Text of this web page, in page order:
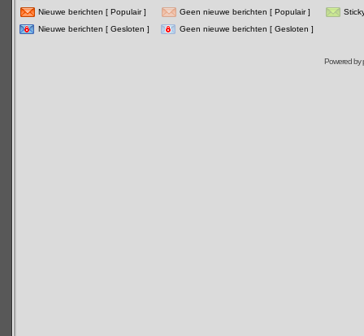
Nieuwe berichten [ Populair ]
Geen nieuwe berichten [ Populair ]
Nieuwe berichten [ Gesloten ]
Geen nieuwe berichten [ Gesloten ]
Powered by